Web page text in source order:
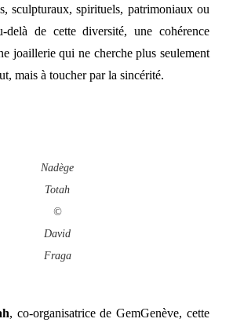
sculpturaux, spirituels, patrimoniaux ou
delà de cette diversité, une cohérence
joaillerie qui ne cherche plus seulement
mais à toucher par la sincérité.
Nadège
Totah
©
David
Fraga
, co-organisatrice de GemGenève, cette